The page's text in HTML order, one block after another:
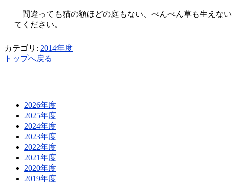
間違っても猫の額ほどの庭もない、ぺんぺん草も生えな
てください。
カテゴリ: 2014年度
トップへ戻る
2026年度
2025年度
2024年度
2023年度
2022年度
2021年度
2020年度
2019年度